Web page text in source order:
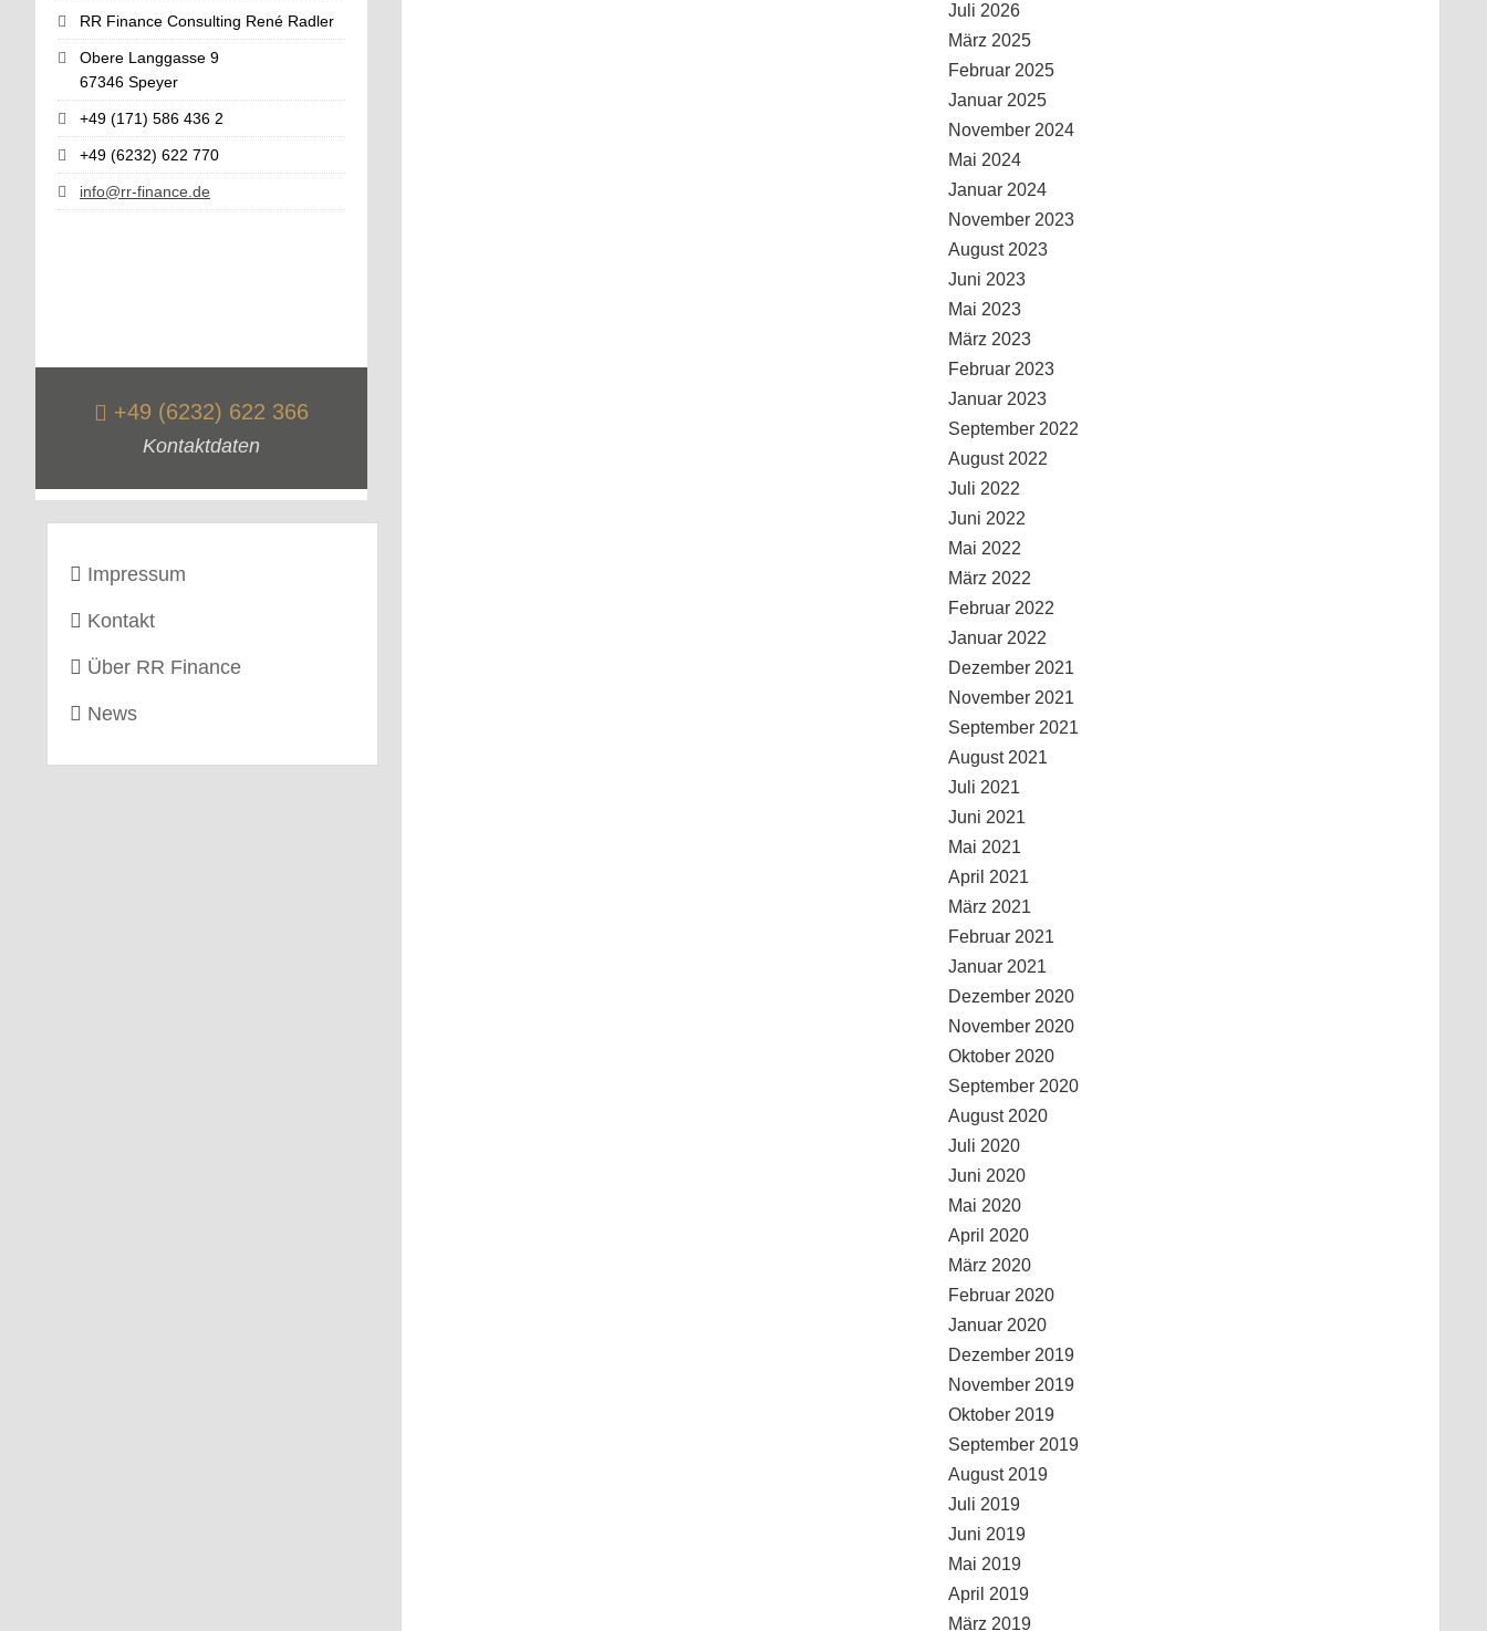
RR Finance Consulting René Radler
Obere Langgasse 9
67346 Speyer
+49 (171) 586 436 2
+49 (6232) 622 770
info@rr-finance.de
+49 (6232) 622 366
Kontaktdaten
Impressum
Kontakt
Über RR Finance
News
Juli 2026
März 2025
Februar 2025
Januar 2025
November 2024
Mai 2024
Januar 2024
November 2023
August 2023
Juni 2023
Mai 2023
März 2023
Februar 2023
Januar 2023
September 2022
August 2022
Juli 2022
Juni 2022
Mai 2022
März 2022
Februar 2022
Januar 2022
Dezember 2021
November 2021
September 2021
August 2021
Juli 2021
Juni 2021
Mai 2021
April 2021
März 2021
Februar 2021
Januar 2021
Dezember 2020
November 2020
Oktober 2020
September 2020
August 2020
Juli 2020
Juni 2020
Mai 2020
April 2020
März 2020
Februar 2020
Januar 2020
Dezember 2019
November 2019
Oktober 2019
September 2019
August 2019
Juli 2019
Juni 2019
Mai 2019
April 2019
März 2019